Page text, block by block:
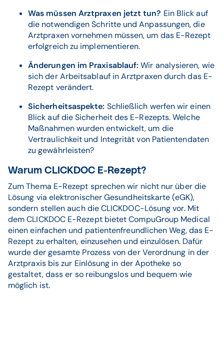
Was müssen Arztpraxen jetzt tun? Ein Blick auf
die notwendigen Schritte und Anpassungen, die
Arztpraxen vornehmen müssen, um das E-Rezept
erfolgreich zu implementieren.
Änderungen im Praxisablauf: Wir analysieren, wie
sich der Arbeitsablauf in Arztpraxen durch das E-
Rezept verändert.
Sicherheitsaspekte: Schließlich werfen wir einen
Blick auf die Sicherheit des E-Rezepts. Welche
Maßnahmen wurden entwickelt, um die
Vertraulichkeit und Integrität von Patientendaten
zu gewährleisten?
Warum CLICKDOC E-Rezept?
Zum Thema E-Rezept sprechen wir nicht nur über die
Lösung via elektronischer Gesundheitskarte (eGK),
sondern stellen auch die CLICKDOC-Lösung vor. Mit
dem CLICKDOC E-Rezept bietet CompuGroup Medical
einen einfachen und patientenfreundlichen Weg, das E-
Rezept zu erhalten, einzusehen und einzulösen. Dafür
wurde der gesamte Prozess von der Verordnung in der
Arztpraxis bis zur Einlösung in der Apotheke so
gestaltet, dass er so reibungslos und bequem wie
möglich ist.